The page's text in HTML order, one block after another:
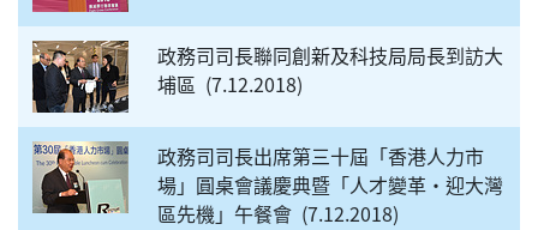
政務司司長聯同創新及科技局局長到訪大
埔區 7.12.2018
政務司司長出席第三十屆「香港人力市
場」圓桌會議慶典暨「人才變革‧迎大灣
區先機」午餐會 7.12.2018